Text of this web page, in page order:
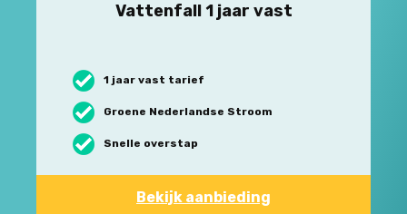
Vattenfall 1 jaar vast
1 jaar vast tarief
Groene Nederlandse Stroom
Snelle overstap
Bekijk aanbieding